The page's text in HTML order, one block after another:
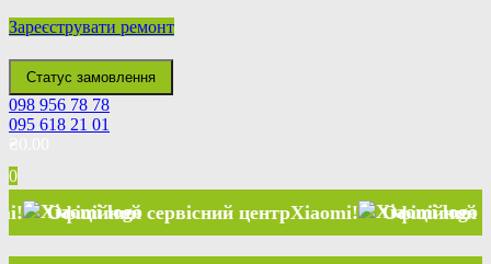
Зареєструвати ремонт
Статус замовлення
098 956 78 78
095 618 21 01
0
сервісний центр Xiaomi! Офіційний